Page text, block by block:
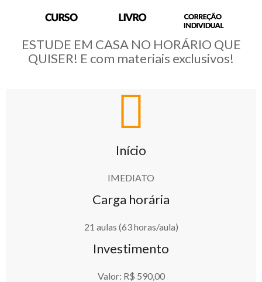
ESTUDE EM CASA NO HORÁRIO QUE
QUISER! E com materiais exclusivos!
Início
IMEDIATO
Carga horária
21 aulas (63 horas/aula)
Investimento
Valor: R$ 590,00